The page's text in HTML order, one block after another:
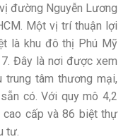
đường Nguyễn Lương
Một vị trí thuận lợi
là khu đô thị Phú Mỹ
7. Đây là nơi được xem
trung tâm thương mại,
có. Với quy mô 4,2
cao cấp và 86 biệt thự
tư.